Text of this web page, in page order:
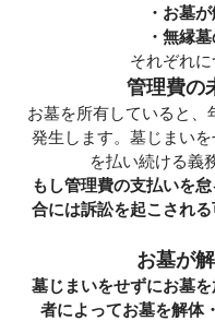
・お墓
・無縁
それぞれに
管理費の
お墓を所有していると、
発生します。墓じまい
を払い続ける義
もし管理費の支払いを
合には訴訟を起こされ
お墓が
墓じまいをせずにお墓
者によってお墓を解体